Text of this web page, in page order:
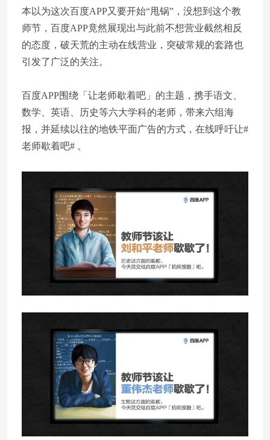
本以为这次百度APP又要开始“甩锅”，没想到这个教
师节，百度APP竟然展现出与此前不想营业截然相反
的态度，破天荒的主动在线营业，突破常规的套路也
引发了广泛的关注。
百度APP围绕「让老师歇着吧」的主题，携手语文、
数学、英语、历史等六大学科的老师，带来六组海
报，并延续以往的地铁平面广告的方式，在线呼吁让#
老师歇着吧# 。